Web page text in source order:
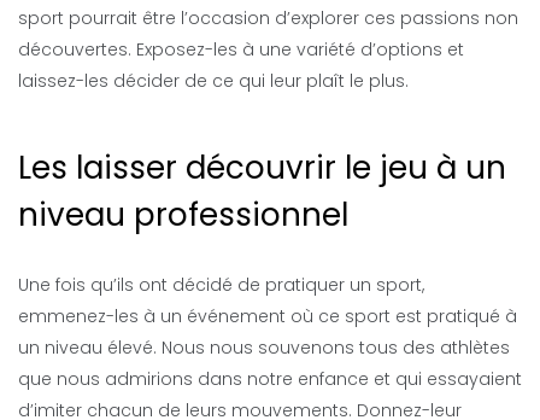
sport pourrait être l’occasion d’explorer ces passions non
découvertes. Exposez-les à une variété d’options et
laissez-les décider de ce qui leur plaît le plus.
Les laisser découvrir le jeu à un
niveau professionnel
Une fois qu’ils ont décidé de pratiquer un sport,
emmenez-les à un événement où ce sport est pratiqué à
un niveau élevé. Nous nous souvenons tous des athlètes
que nous admirions dans notre enfance et qui essayaient
d’imiter chacun de leurs mouvements. Donnez-leur